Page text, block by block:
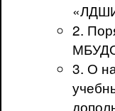
2.
3. О